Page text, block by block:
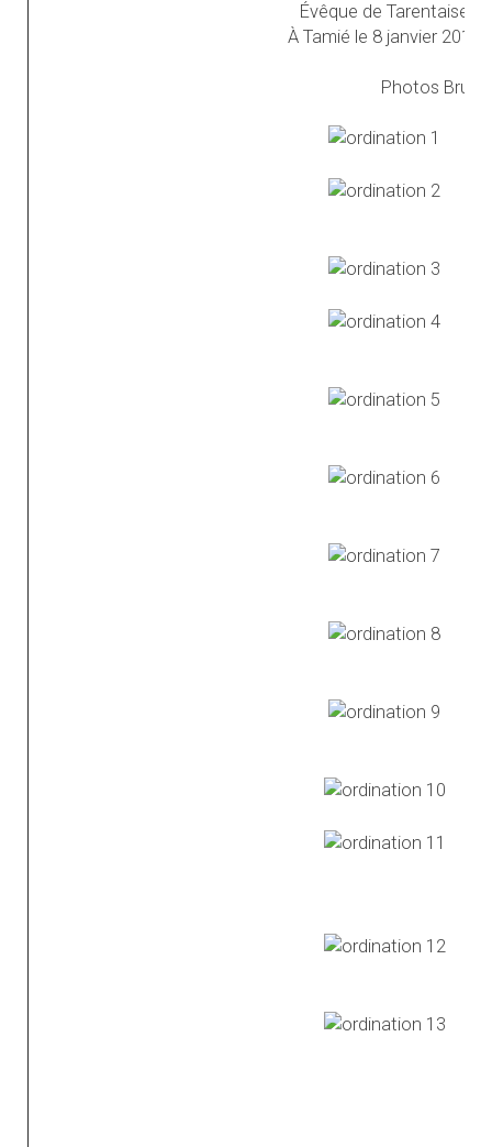
Évêque de Tarentaise
À Tamié le 8 janvier 2012
Photos